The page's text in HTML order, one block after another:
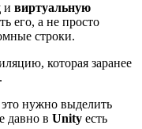
и виртуальную
его, а не просто
строки.
которая заранее
это нужно выделить
давно в Unity есть